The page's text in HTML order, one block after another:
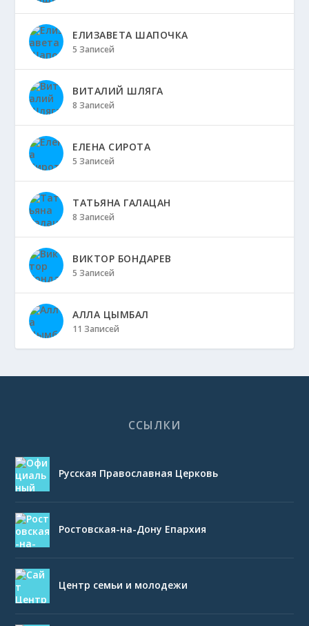
ЕЛИЗАВЕТА ШАПОЧКА
5 Записей
ВИТАЛИЙ ШЛЯГА
8 Записей
ЕЛЕНА СИРОТА
5 Записей
ТАТЬЯНА ГАЛАЦАН
8 Записей
ВИКТОР БОНДАРЕВ
5 Записей
АЛЛА ЦЫМБАЛ
11 Записей
ССЫЛКИ
Русская Православная Церковь
Ростовская-на-Дону Епархия
Центр семьи и молодежи